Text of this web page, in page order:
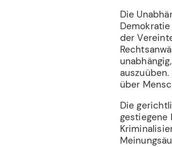
Die
der
über
Die
gestiegene